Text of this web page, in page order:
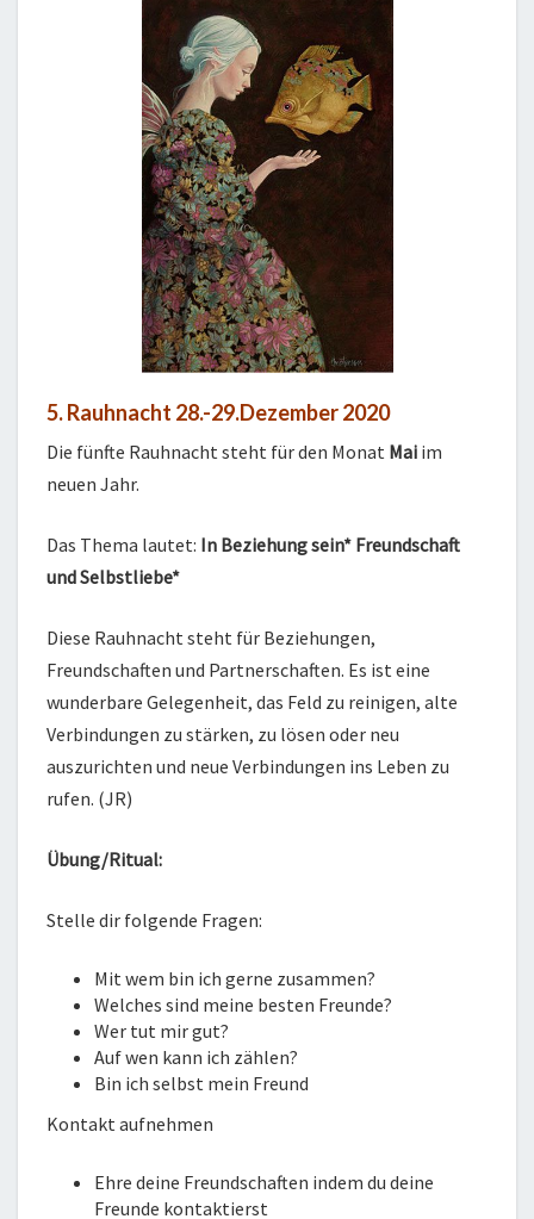
5. Rauhnacht 28.-29.Dezember 2020
Die fünfte Rauhnacht steht für den Monat Mai im
neuen Jahr.
Das Thema lautet: In Beziehung sein* Freundschaft
und Selbstliebe*
Diese Rauhnacht steht für Beziehungen,
Freundschaften und Partnerschaften. Es ist eine
wunderbare Gelegenheit, das Feld zu reinigen, alte
Verbindungen zu stärken, zu lösen oder neu
auszurichten und neue Verbindungen ins Leben zu
rufen. (JR)
Übung/Ritual:
Stelle dir folgende Fragen:
Mit wem bin ich gerne zusammen?
Welches sind meine besten Freunde?
Wer tut mir gut?
Auf wen kann ich zählen?
Bin ich selbst mein Freund
Kontakt aufnehmen
Ehre deine Freundschaften indem du deine
Freunde kontaktierst